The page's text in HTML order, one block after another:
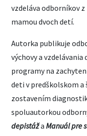
vzdeláva odborníkov
mamou dvoch detí.
Autorka publikuje
výchovy a
programy na
deti v predškolskom a
zostavením
spoluautorkou
depistáža Manuál pre